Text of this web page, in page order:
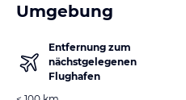
Umgebung
Entfernung zum
nächstgelegenen
Flughafen